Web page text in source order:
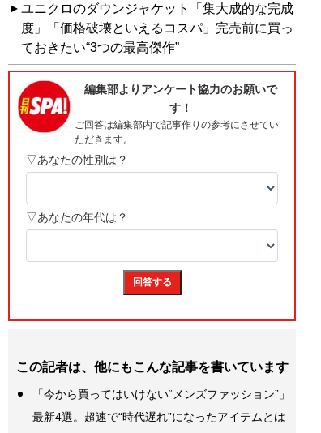
ユニクロのダウンジャケット「集大成的な完成
度」「価格破壊といえるコスパ」完売前に買っ
ておきたい“3つの最高傑作”
この記者は、他にもこんな記事を書いています
「今から買ってはいけない“メンズファッション”」
最新4選。超速で“時代遅れ”になったアイテムとは